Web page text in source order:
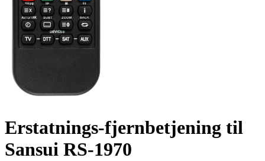
Erstatnings-fjernbetjening til
Sansui RS-1970